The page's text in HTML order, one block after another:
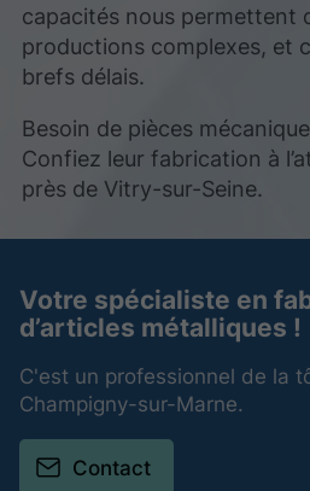
capacités nous permettent
productions complexes, et
brefs délais.
Besoin de pièces
Confiez leur fabrication à
près de Vitry-sur-Seine.
Votre spécialiste en
d’articles métalliques !
C'est un professionnel de la
Champigny-sur-Marne.
Contact